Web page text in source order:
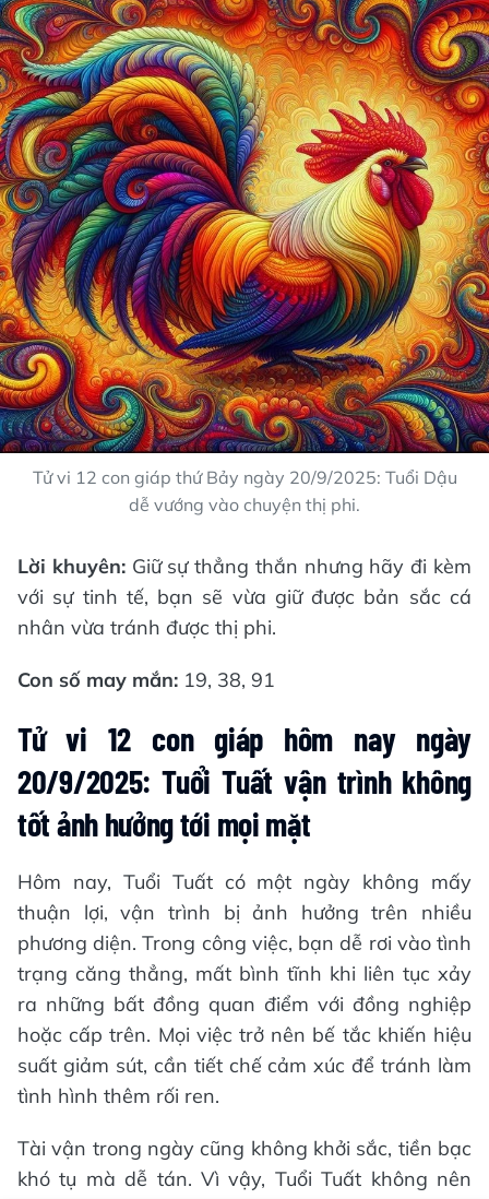
Tử vi 12 con giáp thứ Bảy ngày 20/9/2025: Tuổi Dậu
dễ vướng vào chuyện thị phi.
Lời khuyên:Giữ sự thẳng thắn nhưng hãy đi kèm
với sự tinh tế, bạn sẽ vừa giữ được bản sắc cá
nhân vừa tránh được thị phi.
Con số may mắn: 19, 38, 91
Tử vi 12 con giáp hôm nay ngày
20/9/2025: Tuổi Tuất vận trình không
tốt ảnh hưởng tới mọi mặt
Hôm nay, Tuổi Tuất có một ngày không mấy
thuận lợi, vận trình bị ảnh hưởng trên nhiều
phương diện. Trong công việc, bạn dễ rơi vào tình
trạng căng thẳng, mất bình tĩnh khi liên tục xảy
ra những bất đồng quan điểm với đồng nghiệp
hoặc cấp trên. Mọi việc trở nên bế tắc khiến hiệu
suất giảm sút, cần tiết chế cảm xúc để tránh làm
tình hình thêm rối ren.
Tài vận trong ngày cũng không khởi sắc, tiền bạc
khó tụ mà dễ tán. Vì vậy, Tuổi Tuất không nên